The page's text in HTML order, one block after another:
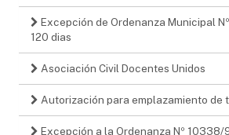
Excepción de Ordenanza Municipal
120 dias
Asociación Civil Docentes Unidos
Autorización para emplazamiento de
Excepción a la Ordenanza Nº 10338/